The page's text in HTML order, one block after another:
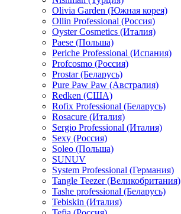
Olivia Garden (Южная корея)
Ollin Professional (Россия)
Oyster Cosmetics (Италия)
Paese (Польша)
Periche Professional (Испания)
Profcosmo (Россия)
Prostar (Беларусь)
Pure Paw Paw (Австралия)
Redken (США)
Rofix Professional (Беларусь)
Rosacure (Италия)
Sergio Professional (Италия)
Sexy (Россия)
Soleo (Польша)
SUNUV
System Professional (Германия)
Tangle Teezer (Великобритания)
Tashe professional (Беларусь)
Tebiskin (Италия)